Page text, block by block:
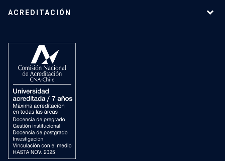
ACREDITACIÓN